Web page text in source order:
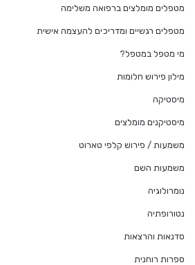
מטפלים מומלצים ברפואה משלימה
מטפלים רגשיים ומדריכים להעצמה אישית
מי מטפל במטפל?
מילון פירוש חלומות
מיסטיקה
מיסטיקנים מומלצים
משמעות / פירוש קלפי טארוט
משמעות השם
נומרולוגיה
נטורופתיה
סדנאות והרצאות
ספרות רוחנית